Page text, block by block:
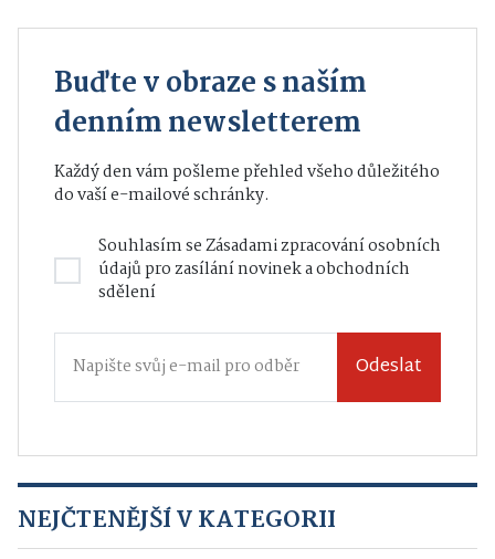
Buďte v obraze s naším
denním newsletterem
Každý den vám pošleme přehled všeho důležitého
do vaší e-mailové schránky.
Souhlasím seZásadami zpracování osobních
údajůpro zasílání novinek a obchodních
sdělení
Odeslat
NEJČTENĚJŠÍ V KATEGORII